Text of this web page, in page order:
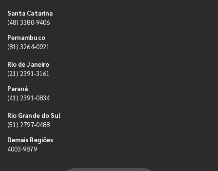
Santa Catarina
(48) 3380-9406
Pernambuco
(81) 3264-0921
Rio de Janeiro
(21) 2391-3161
Paraná
(41) 2391-0834
Rio Grande do Sul
(51) 2797-0488
Demais Regiões
4003-9879